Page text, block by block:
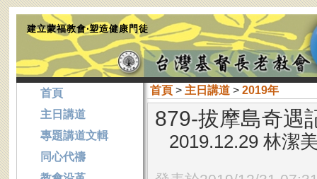
建立蒙福教會‧塑造健康門徒
首頁> 主日講道> 2019年
879-拔摩島奇遇
2019.12.29 林潔
首頁
主日講道
專題講道文輯
同心代禱